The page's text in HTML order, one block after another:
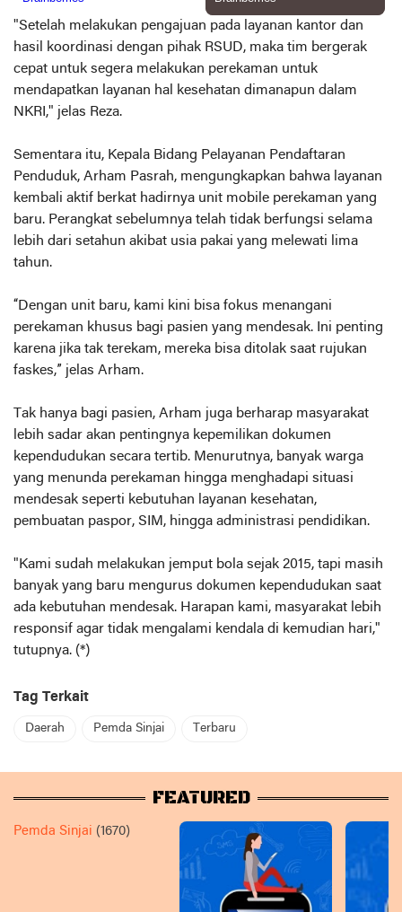
"Setelah melakukan pengajuan pada layanan kantor dan
hasil koordinasi dengan pihak RSUD, maka tim bergerak
cepat untuk segera melakukan perekaman untuk
mendapatkan layanan hal kesehatan dimanapun dalam
NKRI," jelas Reza.
Sementara itu, Kepala Bidang Pelayanan Pendaftaran
Penduduk, Arham Pasrah, mengungkapkan bahwa layanan
kembali aktif berkat hadirnya unit mobile perekaman yang
baru. Perangkat sebelumnya telah tidak berfungsi selama
lebih dari setahun akibat usia pakai yang melewati lima
tahun.
“Dengan unit baru, kami kini bisa fokus menangani
perekaman khusus bagi pasien yang mendesak. Ini penting
karena jika tak terekam, mereka bisa ditolak saat rujukan
faskes,” jelas Arham.
Tak hanya bagi pasien, Arham juga berharap masyarakat
lebih sadar akan pentingnya kepemilikan dokumen
kependudukan secara tertib. Menurutnya, banyak warga
yang menunda perekaman hingga menghadapi situasi
mendesak seperti kebutuhan layanan kesehatan,
pembuatan paspor, SIM, hingga administrasi pendidikan.
"Kami sudah melakukan jemput bola sejak 2015, tapi masih
banyak yang baru mengurus dokumen kependudukan saat
ada kebutuhan mendesak. Harapan kami, masyarakat lebih
responsif agar tidak mengalami kendala di kemudian hari,"
tutupnya. (*)
Tag Terkait
Daerah Pemda Sinjai Terbaru
FEATURED
Pemda Sinjai (1670)